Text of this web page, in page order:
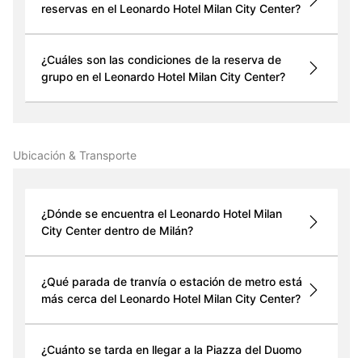
reservas en el Leonardo Hotel Milan City Center?
¿Cuáles son las condiciones de la reserva de
grupo en el Leonardo Hotel Milan City Center?
Ubicación & Transporte
¿Dónde se encuentra el Leonardo Hotel Milan
City Center dentro de Milán?
¿Qué parada de tranvía o estación de metro está
más cerca del Leonardo Hotel Milan City Center?
¿Cuánto se tarda en llegar a la Piazza del Duomo